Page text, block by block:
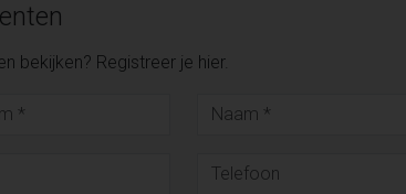
bekijken? Registreer je hier.